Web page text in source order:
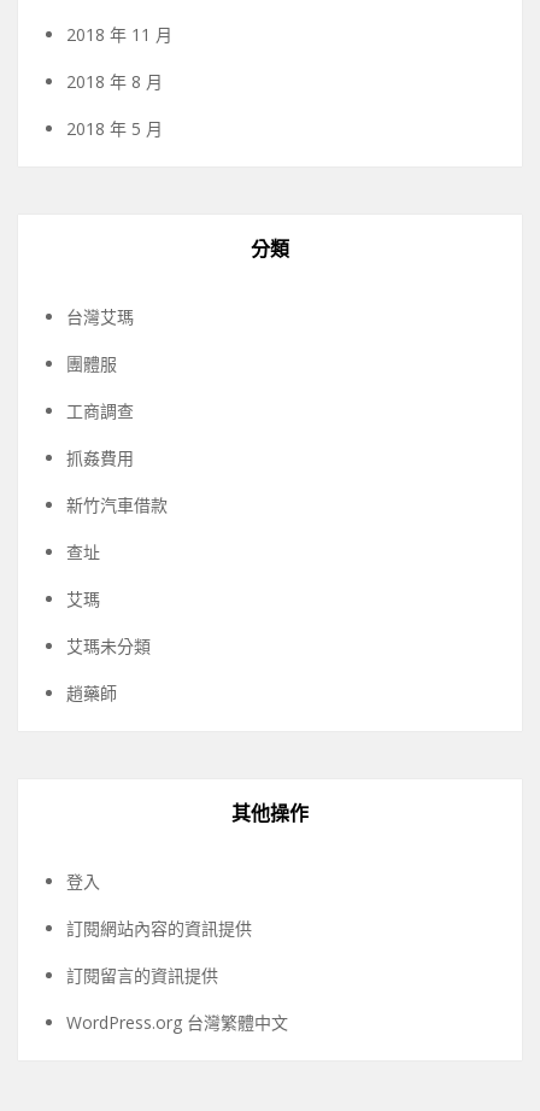
2018 年 11 月
2018 年 8 月
2018 年 5 月
分類
台灣艾瑪
團體服
工商調查
抓姦費用
新竹汽車借款
查址
艾瑪
艾瑪未分類
趙藥師
其他操作
登入
訂閱網站內容的資訊提供
訂閱留言的資訊提供
WordPress.org 台灣繁體中文